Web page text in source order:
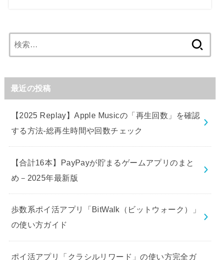
索:
最近の投稿
【2025 Replay】Apple Musicの「再生回数」を確認
する方法-総再生時間や回数チェック
【合計16本】PayPayが貯まるゲームアプリのまと
め－2025年最新版
歩数系ポイ活アプリ「BitWalk（ビットウォーク）」
の使い方ガイド
ポイ活アプリ「クラシルリワード」の使い方完全ガ